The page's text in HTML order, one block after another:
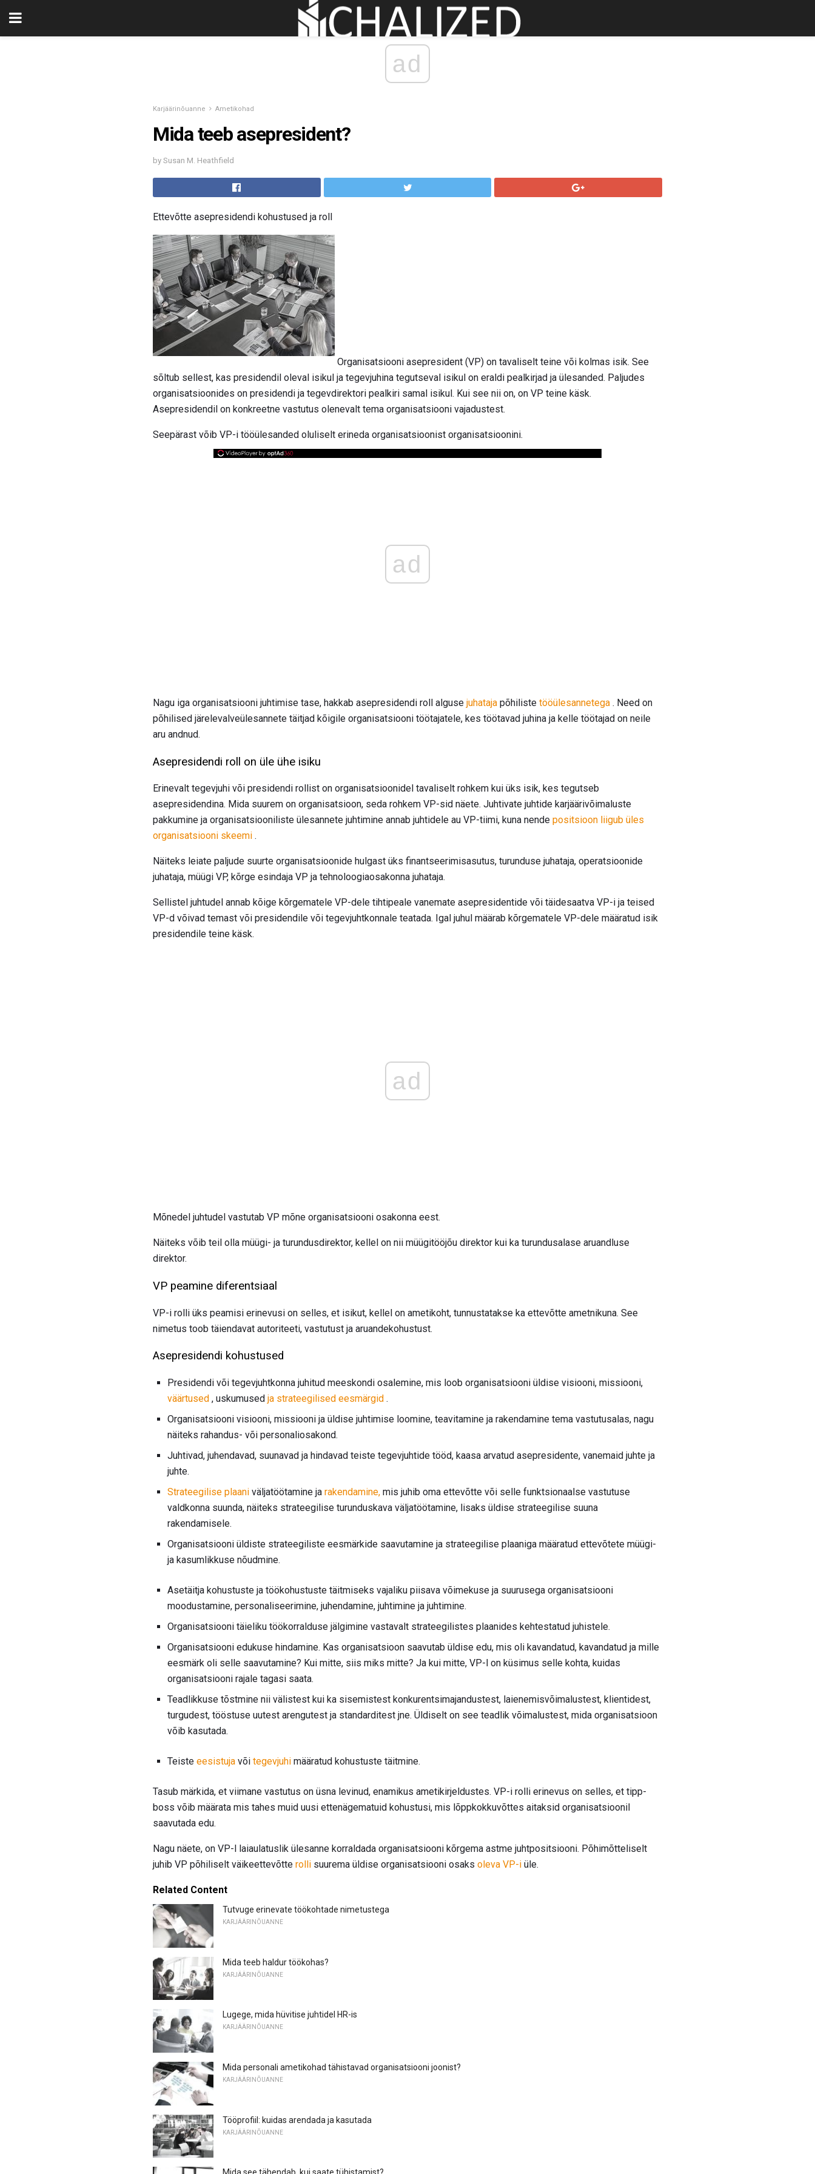
ad
Karjäärinõuanne Ametikohad
Mida teeb asepresident?
by Susan M. Heathfield
Ettevõtte asepresidendi kohustused ja roll
Organisatsiooni asepresident (VP) on tavaliselt teine ​​või kolmas isik. See
sõltub sellest, kas presidendil oleval isikul ja tegevjuhina tegutseval isikul on eraldi pealkirjad ja ülesanded. Paljudes
organisatsioonides on presidendi ja tegevdirektori pealkiri samal isikul. Kui see nii on, on VP teine ​​käsk.
Asepresidendil on konkreetne vastutus olenevalt tema organisatsiooni vajadustest.
Seepärast võib VP-i tööülesanded oluliselt erineda organisatsioonist organisatsioonini.
ad
Nagu iga organisatsiooni juhtimise tase, hakkab asepresidendi roll alguse juhataja põhiliste tööülesannetega . Need on
põhilised järelevalveülesannete täitjad kõigile organisatsiooni töötajatele, kes töötavad juhina ja kelle töötajad on neile
aru andnud.
Asepresidendi roll on üle ühe isiku
Erinevalt tegevjuhi või presidendi rollist on organisatsioonidel tavaliselt rohkem kui üks isik, kes tegutseb
asepresidendina. Mida suurem on organisatsioon, seda rohkem VP-sid näete. Juhtivate juhtide karjäärivõimaluste
pakkumine ja organisatsiooniliste ülesannete juhtimine annab juhtidele au VP-tiimi, kuna nende positsioon liigub üles
organisatsiooni skeemi .
Näiteks leiate paljude suurte organisatsioonide hulgast üks finantseerimisasutus, turunduse juhataja, operatsioonide
juhataja, müügi VP, kõrge esindaja VP ja tehnoloogiaosakonna juhataja.
Sellistel juhtudel annab kõige kõrgematele VP-dele tihtipeale vanemate asepresidentide või täidesaatva VP-i ja teised
VP-d võivad temast või presidendile või tegevjuhtkonnale teatada. Igal juhul määrab kõrgematele VP-dele määratud isik
presidendile teine ​​käsk.
ad
Mõnedel juhtudel vastutab VP mõne organisatsiooni osakonna eest.
Näiteks võib teil olla müügi- ja turundusdirektor, kellel on nii müügitööjõu direktor kui ka turundusalase aruandluse
direktor.
VP peamine diferentsiaal
VP-i rolli üks peamisi erinevusi on selles, et isikut, kellel on ametikoht, tunnustatakse ka ettevõtte ametnikuna. See
nimetus toob täiendavat autoriteeti, vastutust ja aruandekohustust.
Asepresidendi kohustused
Presidendi või tegevjuhtkonna juhitud meeskondi osalemine, mis loob organisatsiooni üldise visiooni, missiooni,
väärtused , uskumused ja strateegilised eesmärgid .
Organisatsiooni visiooni, missiooni ja üldise juhtimise loomine, teavitamine ja rakendamine tema vastutusalas, nagu
näiteks rahandus- või personaliosakond.
Juhtivad, juhendavad, suunavad ja hindavad teiste tegevjuhtide tööd, kaasa arvatud asepresidente, vanemaid juhte ja
juhte.
Strateegilise plaani väljatöötamine ja rakendamine, mis juhib oma ettevõtte või selle funktsionaalse vastutuse
valdkonna suunda, näiteks strateegilise turunduskava väljatöötamine, lisaks üldise strateegilise suuna
rakendamisele.
Organisatsiooni üldiste strateegiliste eesmärkide saavutamine ja strateegilise plaaniga määratud ettevõtete müügi-
ja kasumlikkuse nõudmine.
Asetäitja kohustuste ja töökohustuste täitmiseks vajaliku piisava võimekuse ja suurusega organisatsiooni
moodustamine, personaliseerimine, juhendamine, juhtimine ja juhtimine.
Organisatsiooni täieliku töökorralduse jälgimine vastavalt strateegilistes plaanides kehtestatud juhistele.
Organisatsiooni edukuse hindamine. Kas organisatsioon saavutab üldise edu, mis oli kavandatud, kavandatud ja mille
eesmärk oli selle saavutamine? Kui mitte, siis miks mitte? Ja kui mitte, VP-l on küsimus selle kohta, kuidas
organisatsiooni rajale tagasi saata.
Teadlikkuse tõstmine nii välistest kui ka sisemistest konkurentsimajandustest, laienemisvõimalustest, klientidest,
turgudest, tööstuse uutest arengutest ja standarditest jne. Üldiselt on see teadlik võimalustest, mida organisatsioon
võib kasutada.
Teiste eesistuja või tegevjuhi määratud kohustuste täitmine.
Tasub märkida, et viimane vastutus on üsna levinud, enamikus ametikirjeldustes. VP-i rolli erinevus on selles, et tipp-
boss võib määrata mis tahes muid uusi ettenägematuid kohustusi, mis lõppkokkuvõttes aitaksid organisatsioonil
saavutada edu.
Nagu näete, on VP-l laiaulatuslik ülesanne korraldada organisatsiooni kõrgema astme juhtpositsiooni. Põhimõtteliselt
juhib VP põhiliselt väikeettevõtte rolli suurema üldise organisatsiooni osaks oleva VP-i üle.
Related Content
Tutvuge erinevate töökohtade nimetustega
KARJÄÄRINÕUANNE
Mida teeb haldur töökohas?
KARJÄÄRINÕUANNE
Lugege, mida hüvitise juhtidel HR-is
KARJÄÄRINÕUANNE
Mida personali ametikohad tähistavad organisatsiooni joonist?
KARJÄÄRINÕUANNE
Tööprofiil: kuidas arendada ja kasutada
KARJÄÄRINÕUANNE